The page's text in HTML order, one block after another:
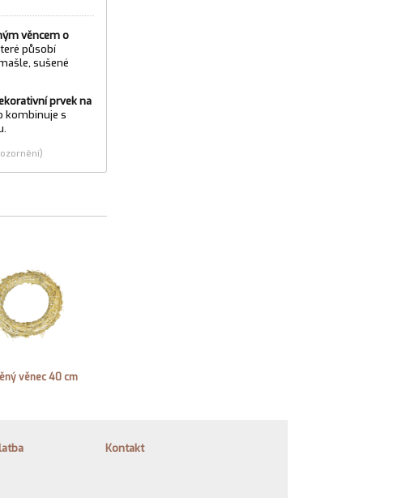
věncem o
působí
sušené
prvek na
kombinuje s
věnec 40 cm
Kontakt